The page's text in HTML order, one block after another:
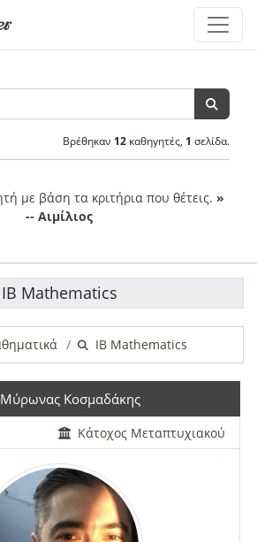
Βρέθηκαν 12 καθηγητές, 1 σελίδα.
με βάση τα κριτήρια που θέτεις. »
-- Αιμίλιος
IB Mathematics
IB Mathematics
Μύρωνας Κοσμαδάκης
Κάτοχος Μεταπτυχιακού